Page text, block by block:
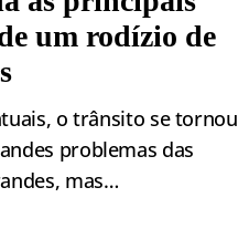
um rodízio de
o trânsito se tornou
problemas das
mas…